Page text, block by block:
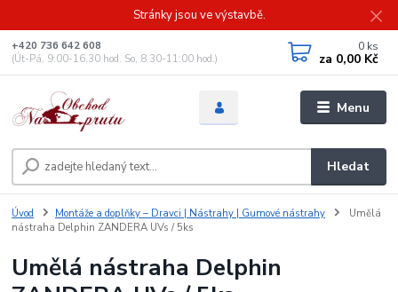
Stránky jsou ve výstavbě.
Menu
Hledat
+420 736 642 608
(Út-Pá, 9:00-16.30 hod. So, 8.30-11:00 hod.)
0 ks
za 0,00 Kč
Úvod Montáže a doplňky – Dravci | Nástrahy | Gumové nástrahy
Umělá
nástraha Delphin ZANDERA UVs / 5ks
Umělá nástraha Delphin